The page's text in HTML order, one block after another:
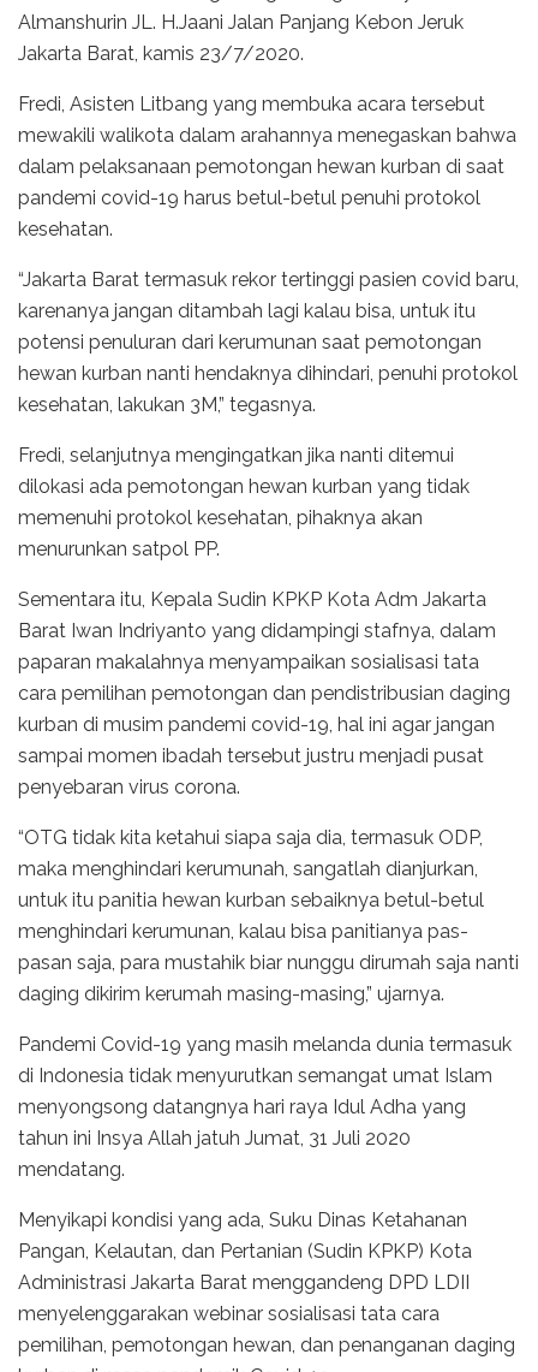
Almanshurin JL. H.Jaani Jalan Panjang Kebon Jeruk
Jakarta Barat, kamis 23/7/2020.
Fredi, Asisten Litbang yang membuka acara tersebut
mewakili walikota dalam arahannya menegaskan bahwa
dalam pelaksanaan pemotongan hewan kurban di saat
pandemi covid-19 harus betul-betul penuhi protokol
kesehatan.
“Jakarta Barat termasuk rekor tertinggi pasien covid baru,
karenanya jangan ditambah lagi kalau bisa, untuk itu
potensi penuluran dari kerumunan saat pemotongan
hewan kurban nanti hendaknya dihindari, penuhi protokol
kesehatan, lakukan 3M,” tegasnya.
Fredi, selanjutnya mengingatkan jika nanti ditemui
dilokasi ada pemotongan hewan kurban yang tidak
memenuhi protokol kesehatan, pihaknya akan
menurunkan satpol PP.
Sementara itu, Kepala Sudin KPKP Kota Adm Jakarta
Barat Iwan Indriyanto yang didampingi stafnya, dalam
paparan makalahnya menyampaikan sosialisasi tata
cara pemilihan pemotongan dan pendistribusian daging
kurban di musim pandemi covid-19, hal ini agar jangan
sampai momen ibadah tersebut justru menjadi pusat
penyebaran virus corona.
“OTG tidak kita ketahui siapa saja dia, termasuk ODP,
maka menghindari kerumunah, sangatlah dianjurkan,
untuk itu panitia hewan kurban sebaiknya betul-betul
menghindari kerumunan, kalau bisa panitianya pas-
pasan saja, para mustahik biar nunggu dirumah saja nanti
daging dikirim kerumah masing-masing,” ujarnya.
Pandemi Covid-19 yang masih melanda dunia termasuk
di Indonesia tidak menyurutkan semangat umat Islam
menyongsong datangnya hari raya Idul Adha yang
tahun ini Insya Allah jatuh Jumat, 31 Juli 2020
mendatang.
Menyikapi kondisi yang ada, Suku Dinas Ketahanan
Pangan, Kelautan, dan Pertanian (Sudin KPKP) Kota
Administrasi Jakarta Barat menggandeng DPD LDII
menyelenggarakan webinar sosialisasi tata cara
pemilihan, pemotongan hewan, dan penanganan daging